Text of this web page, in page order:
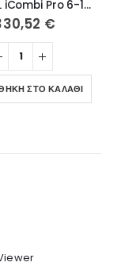
RATIONAL iCombi Pro 6-1/1 ηλεκτρικός CB1ERRA.0001238
€
ΣΤΟ ΚΑΛΆΘΙ